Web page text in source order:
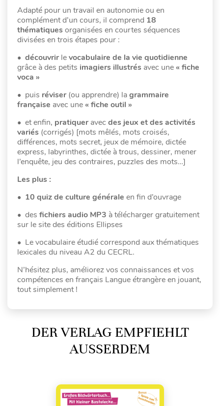
Adapté pour un travail en autonomie ou en
complément d’un cours, il comprend 18
thématiques organisées en courtes séquences
divisées en trois étapes pour :
• découvrirlevocabulaire de la vie quotidienne
grâce à des petits imagiers illustrés avec une « fiche
voca »
• puis réviser(ou apprendre) lagrammaire
française avec une « fiche outil »
• et enfin, pratiqueravecdes jeux et des activités
variés (corrigés) [mots mêlés, mots croisés,
différences, mots secret, jeux de mémoire, dictée
express, labyrinthes, dictée à trous, dessiner, mener
l’enquête, jeu des contraires, puzzles des mots…]
Les plus :
• 10 quiz de culture générale en fin d’ouvrage
• des fichiers audio MP3 à télécharger gratuitement
sur le site des éditions Ellipses
• Le vocabulaire étudié correspond aux thématiques
lexicales du niveau A2 du CECRL.
N’hésitez plus, améliorez vos connaissances et vos
compétences en français Langue étrangère en jouant,
tout simplement !
DER VERLAG EMPFIEHLT
AUSSERDEM